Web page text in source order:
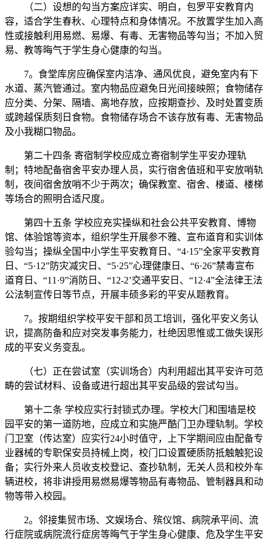
（二）设想的勾当方案应详实、明白，包罗平安教育内
容，适合学生春秋、心理特点和身体情况。不放置学生加入高
性或接触利用易燃、易爆、有毒、无害物品等勾当；不加入贸
易、教等晦气于学生身心健康的勾当。
7。食堂库房应确保室内洁净、通风优良，避免室内有下
水道、蒸汽管通过。室内物品应避免日光间接映照；食物储存
应分类、分架、隔墙、离地存放，应按期查抄、及时处置变质
或跨越保质刻日食物。食物储存场合不该存放有毒、无害物品
及小我糊口物品。
第二十四条 寄宿制学校应成立寄宿制学生平安办理轨
制；特地配备宿舍平安办理人员，实行宿舍值班和平安放哨轨
制，夜间宿舍放哨不少于两次；确保教室、宿舍、楼道、楼梯
等场合的照明合适尺度。
第四十五条 学校应充实操纵和社会公共平安教育、博物
馆、体验馆等资本，组织学生开展参不雅、宣布道育和实训体
验勾当；操纵全国中小学生平安教育日、“4·15”全家平安教育
日、“5·12”防灾减灾日、“5·25”心理健康日、“6·26”禁毒宣布
道育日、“11·9”消防日、“12-2’交通平安日、“12·4”全法律王法
公法制宣传日等节点，开展丰硕多彩的平安从题教育。
7。按期组织学校平安干部和员工培训，强化平安义务认
识，提高防备和应对突发事务能力，杜绝因思惟或工做失误形
成的平安义务变乱。
（七）正在尝试室（实训场合）内利用超出其平安许可范
畴的尝试材料、设备或进行超出其平安品级的尝试勾当。
第十二条 学校应实行封锁式办理。学校大门和围墙是校
园平安的第一道防地，应成立和实施严酷门卫办理轨制。学校
门卫室（传达室）应实行24小时值守，上下学期间应由配备专
业器械的专职保安员持械上岗，校门口设置硬质防抵触触犯设
备；实行外来人员收支校登记、查抄轨制，无关人员和校外车
辆进校，将非讲授用易燃易爆等物品有毒物品、管制器具和动
物等带入校园。
2。邻接集贸市场、文娱场合、殡仪馆、病院承平间、流
行症院或病院流行症房等晦气于学生身心健康、危及学生平安